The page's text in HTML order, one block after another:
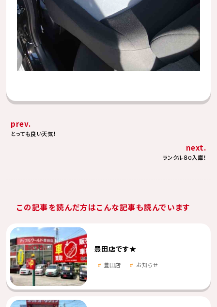
prev.
とっても良い天気！
next.
ランクル８０入庫！
この記事を読んだ方はこんな記事も読んでいます
豊田店です★
豊田店 お知らせ